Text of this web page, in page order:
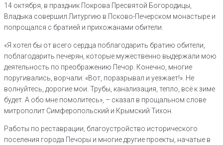
14 октября, в праздник Покрова Пресвятой Богородицы,
Владыка совершил Литургию в Псково-Печерском монастыре и
попрощался с братией и прихожанами обители.
«Я хотел бы от всего сердца поблагодарить братию обители,
поблагодарить печерян, которые мужественно выдержали мою
деятельность по преображению Печор. Конечно, многие
поругивались, ворчали: «Вот, поразрывал и уезжает!». Не
волнуйтесь, дорогие мои. Трубы, канализация, тепло, всё к зиме
будет. А обо мне помолитесь», – сказал в прощальном слове
митрополит Симферопольский и Крымский Тихон.
Работы по реставрации, благоустройство исторического
поселения города Печоры и многие другие проекты, начатые в